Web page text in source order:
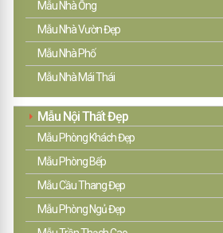
Mẫu Nhà Ống
Mẫu Nhà Vườn Đẹp
Mẫu Nhà Phố
Mẫu Nhà Mái Thái
Mẫu Nội Thất Đẹp
Mẫu Phòng Khách Đẹp
Mẫu Phòng Bếp
Mẫu Cầu Thang Đẹp
Mẫu Phòng Ngủ Đẹp